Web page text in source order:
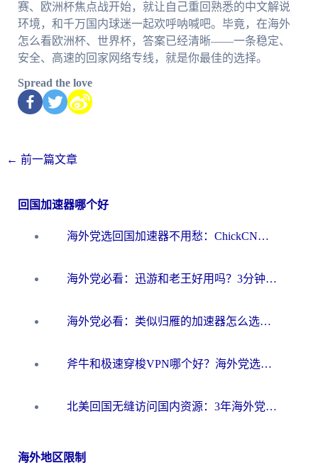
赛、欧洲杯焦点战开始，就让自己重回熟悉的中文解说
环境，和千万国内球迷一起欢呼呐喊吧。毕竟，在海外
怎么看欧洲杯、世界杯，答案已经清晰——一条稳定、
安全、高速的回家网络专线，就是你最佳的选择。
Spread the love
← 前一篇文章
回国加速器哪个好
海外党选回国加速器不用愁：ChickCN和洞见哪个好？一篇搞定所有疑问
海外党必看：迅游和老王好用吗？3分钟选对加速国内网络的加速器
海外党必看：类似归雁的加速器怎么选？一篇搞定无缝访问国内资源
斧牛和极速穿梭VPN哪个好？海外党选回国加速器必看的真实对比与避坑指南
北美回国无缝访问国内资源：3年海外党亲测的加速器选择指南
海外地区限制